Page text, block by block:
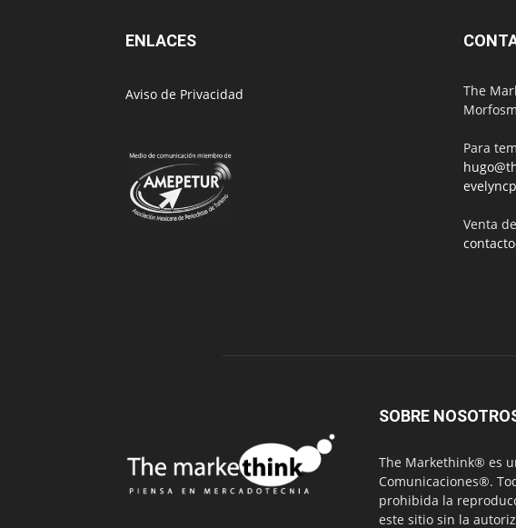
ENLACES
Aviso de Privacidad
The
Para
Venta
SOBRE
The Markethink® es
Comunicaciones®.
prohibida la
este sitio sin la